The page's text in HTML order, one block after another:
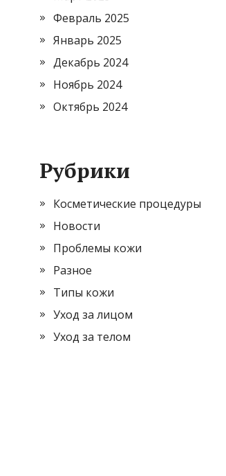
Февраль 2025
Январь 2025
Декабрь 2024
Ноябрь 2024
Октябрь 2024
Рубрики
Косметические процедуры
Новости
Проблемы кожи
Разное
Типы кожи
Уход за лицом
Уход за телом